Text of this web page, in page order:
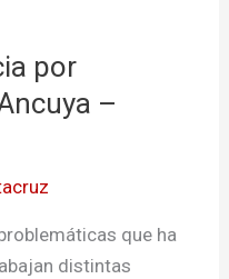
por
–
que ha
distintas